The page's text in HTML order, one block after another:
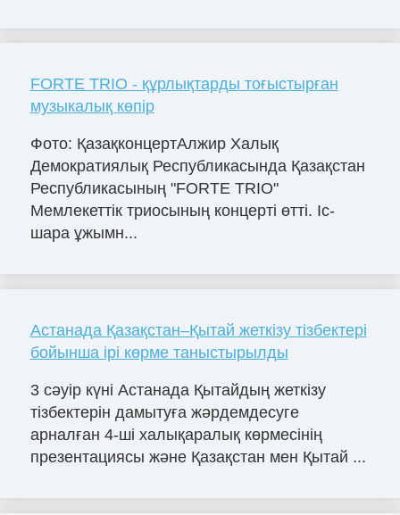
FORTE TRIO - құрлықтарды тоғыстырған
музыкалық көпір
Фото: ҚазақконцертАлжир Халық
Демократиялық Республикасында Қазақстан
Республикасының "FORTE TRIO"
Мемлекеттік триосының концерті өтті. Іс-
шара ұжымн...
Астанада Қазақстан–Қытай жеткізу тізбектері
бойынша ірі көрме таныстырылды
3 сәуір күні Астанада Қытайдың жеткізу
тізбектерін дамытуға жәрдемдесуге
арналған 4-ші халықаралық көрмесінің
презентациясы және Қазақстан мен Қытай ...